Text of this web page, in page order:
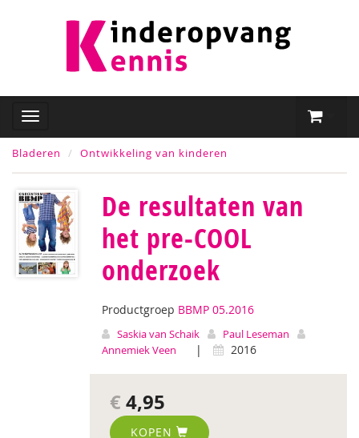
Bladeren Ontwikkeling van kinderen
De resultaten van
het pre-COOL
onderzoek
Productgroep BBMP 05.2016
Saskia van Schaik
Paul Leseman
Annemiek Veen
| 2016
€ 4,95
KOPEN